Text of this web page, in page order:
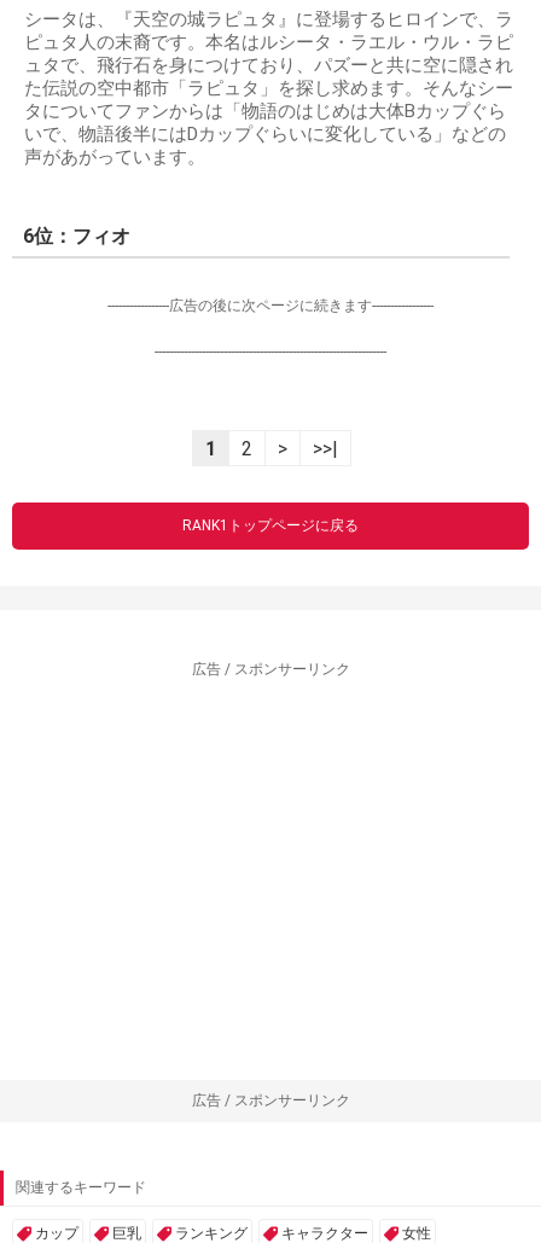
シータは、『天空の城ラピュタ』に登場するヒロインで、ラ
ピュタ人の末裔です。本名はルシータ・ラエル・ウル・ラピ
ュタで、飛行石を身につけており、パズーと共に空に隠され
た伝説の空中都市「ラピュタ」を探し求めます。そんなシー
タについてファンからは「物語のはじめは大体Bカップぐら
いで、物語後半にはDカップぐらいに変化している」などの
声があがっています。
6位：フィオ
-----------------広告の後に次ページに続きます-----------------
----------------------------------------------------------------
1 2 > >>|
RANK1トップページに戻る
広告 / スポンサーリンク
広告 / スポンサーリンク
関連するキーワード
カップ 巨乳 ランキング キャラクター 女性